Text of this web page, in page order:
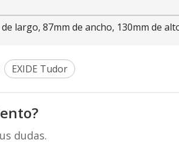
largo, 87mm de ancho, 130mm de
EXIDE Tudor
dudas.